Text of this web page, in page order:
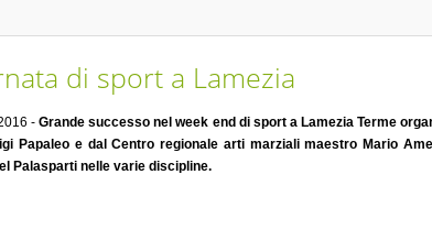
di sport a Lamezia
-Grande successo nel week end di sport a Lamezia Terme
Papaleo e dal Centro regionale arti marziali maestro Mario
Palasparti nelle varie discipline.